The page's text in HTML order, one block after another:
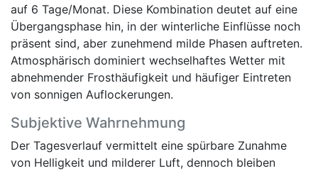
auf 6 Tage/Monat. Diese Kombination deutet auf eine
Übergangsphase hin, in der winterliche Einflüsse noch
präsent sind, aber zunehmend milde Phasen auftreten.
Atmosphärisch dominiert wechselhaftes Wetter mit
abnehmender Frosthäufigkeit und häufiger Eintreten
von sonnigen Auflockerungen.
Subjektive Wahrnehmung
Der Tagesverlauf vermittelt eine spürbare Zunahme
von Helligkeit und milderer Luft, dennoch bleiben